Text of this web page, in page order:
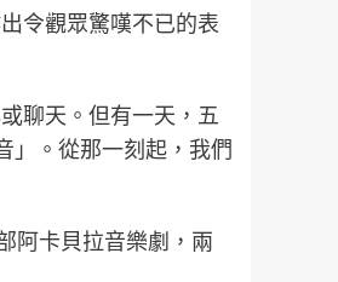
令觀眾驚嘆不已的表
聊天。但有一天，五
」。從那一刻起，我們
阿卡貝拉音樂劇，兩